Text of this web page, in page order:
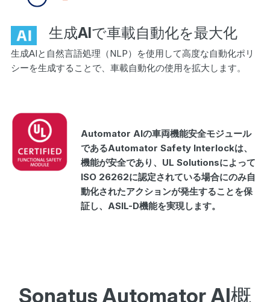
生成AIで車載自動化を最大化
生成AIと自然言語処理（NLP）を使用して高度な自動化ポリ
シーを生成することで、車載自動化の使用を拡大します。
Automator Alの車両機能安全モジュール
であるAutomator Safety Interlockは、
機能が安全であり、UL Solutionsによって
ISO 26262に認定されている場合にのみ自
動化されたアクションが発生することを保
証し、ASIL-D機能を実現します。
Sonatus Automator AI概